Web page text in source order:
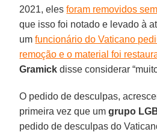
2021, elesforam removidos
que isso foi notado e levado à
umfuncionário do Vaticano
remoção e o material foi
Gramick disse considerar
O pedido de desculpas,
primeira vez que umgrupo
pedido de desculpas do